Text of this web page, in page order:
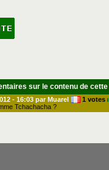
sur le contenu de cette
- 16:03 par Muarel
1 votes
Tchachacha ?